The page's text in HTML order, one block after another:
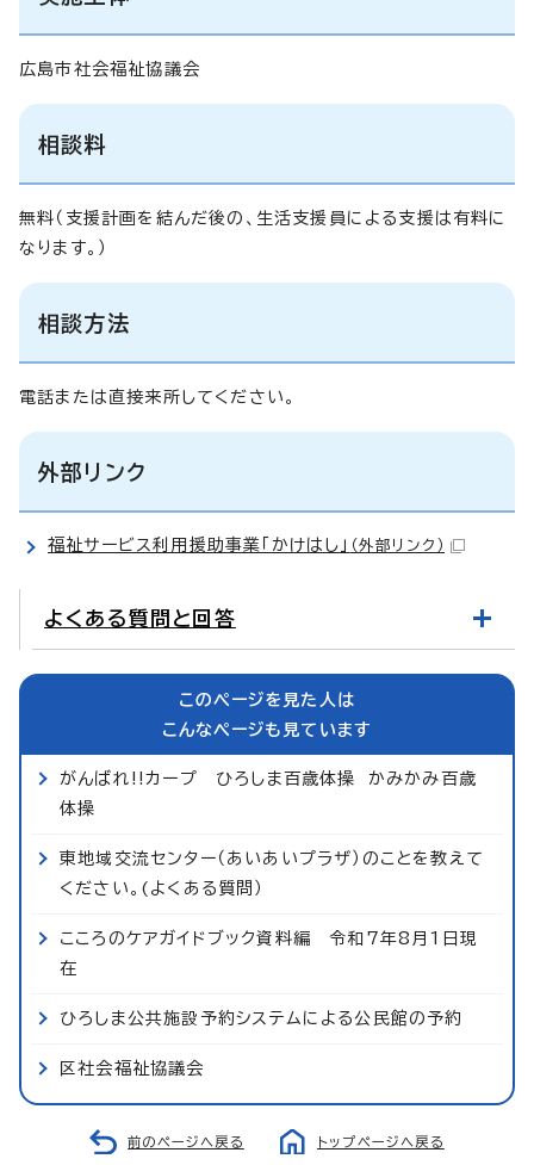
広島市社会福祉協議会
相談料
無料（支援計画を結んだ後の、生活支援員による支援は有料に
なります。）
相談方法
電話または直接来所してください。
外部リンク
福祉サービス利用援助事業「かけはし」 （外部リンク）
よくある質問と回答
このページを見た人は
こんなページも見ています
がんばれ!!カープ ひろしま百歳体操 かみかみ百歳
体操
東地域交流センター（あいあいプラザ）のことを教えて
ください。(よくある質問）
こころのケアガイドブック資料編 令和7年8月1日現
在
ひろしま公共施設予約システムによる公民館の予約
区社会福祉協議会
前のページへ戻る トップページへ戻る